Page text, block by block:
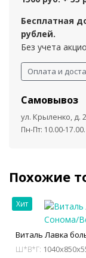
Бесплатная
рублей.
Без учета
Оплата и
Самовывоз
ул. Крыленко, д.
Пн-Пт: 10.00-17.00.
Похожие
Хит
Виталь Лавка
Ш*В*Г: